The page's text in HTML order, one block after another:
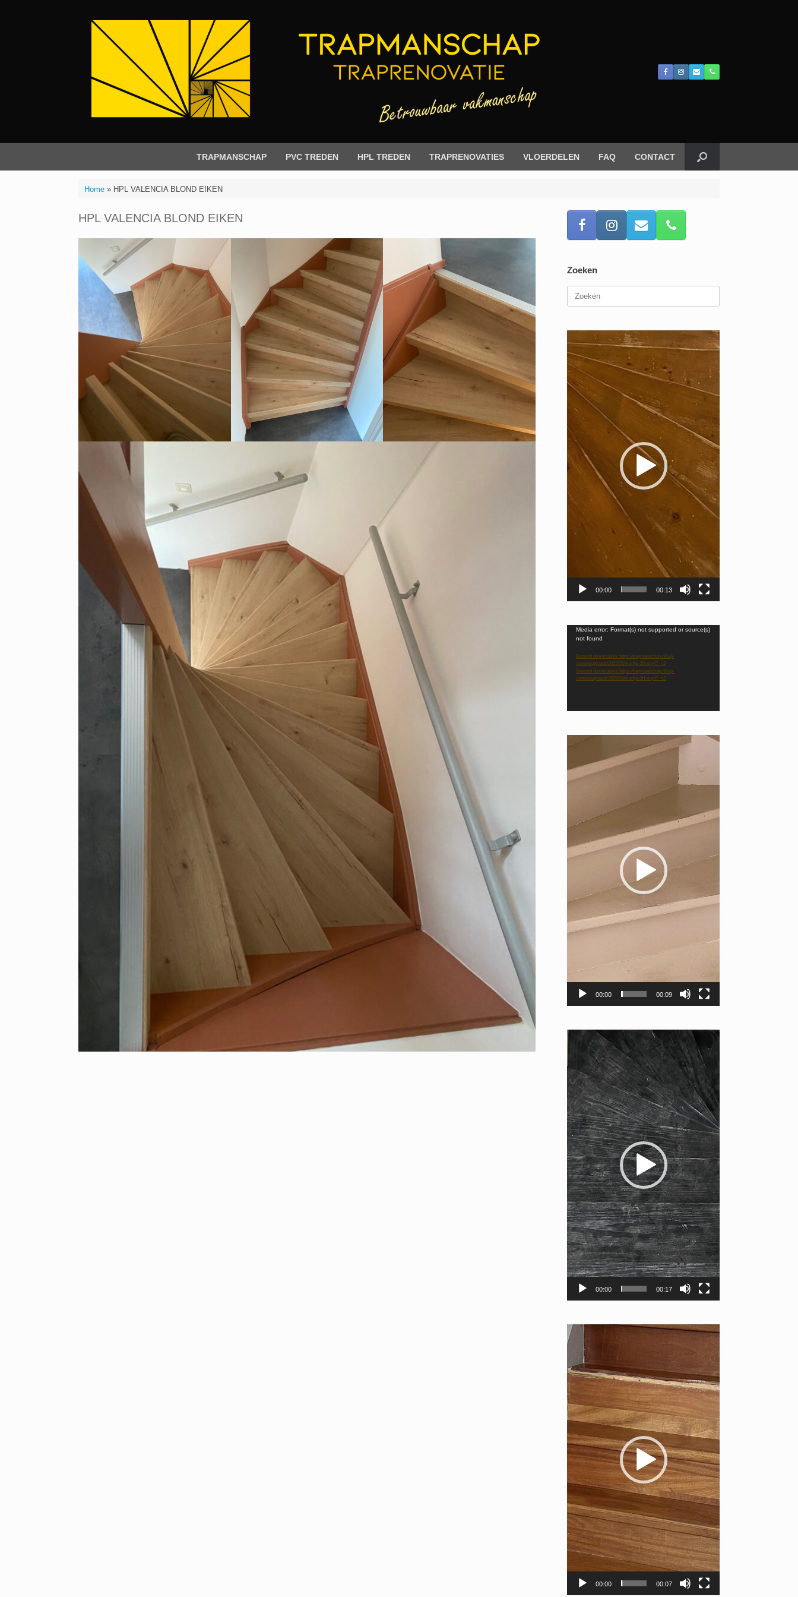
TRAPMANSCHAP PVC TREDEN HPL TREDEN TRAPRENOVATIES VLOERDELEN FAQ CONTACT
Home» HPL VALENCIA BLOND EIKEN
HPL VALENCIA BLOND EIKEN
Zoeken
Zoeken
Videospeler
00:00 00:13
Videospeler
Media error: Format(s) not supported or source(s)
not found
Bestand downloaden: https://trapmanschap.nl/wp-
content/uploads/2025/06/morfje-3H.mp4?_=2
Bestand downloaden: https://trapmanschap.nl/wp-
content/uploads/2025/06/morfje-3H.mp4?_=2
Videospeler
00:00 00:09
Videospeler
00:00 00:17
Videospeler
00:00 00:07